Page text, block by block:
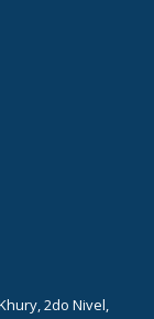
2do Nivel,